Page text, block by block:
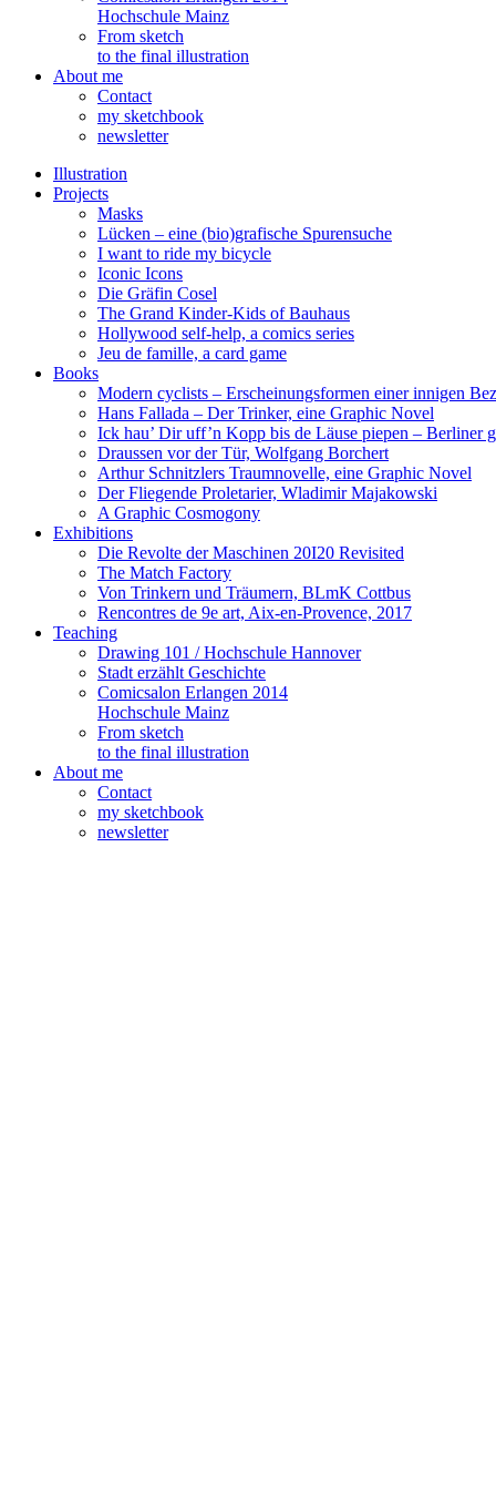
Hochschule Mainz
From sketch
to the final illustration
About me
Contact
my sketchbook
newsletter
Illustration
Projects
Masks
Lücken – eine (bio)grafische Spurensuche
I want to ride my bicycle
Iconic Icons
Die Gräfin Cosel
The Grand Kinder-Kids of Bauhaus
Hollywood self-help, a comics series
Jeu de famille, a card game
Books
Modern cyclists – Erscheinungsformen einer innigen
Hans Fallada – Der Trinker, eine Graphic Novel
Ick hau’ Dir uff’n Kopp bis de Läuse piepen – Berliner
Draussen vor der Tür, Wolfgang Borchert
Arthur Schnitzlers Traumnovelle, eine Graphic Novel
Der Fliegende Proletarier, Wladimir Majakowski
A Graphic Cosmogony
Exhibitions
Die Revolte der Maschinen 20I20 Revisited
The Match Factory
Von Trinkern und Träumern, BLmK Cottbus
Rencontres de 9e art, Aix-en-Provence, 2017
Teaching
Drawing 101 / Hochschule Hannover
Stadt erzählt Geschichte
Comicsalon Erlangen 2014
Hochschule Mainz
From sketch
to the final illustration
About me
Contact
my sketchbook
newsletter